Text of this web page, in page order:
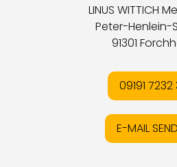
LINUS WITTICH
Peter-Henlein-
91301
09191 7232
E-MAIL